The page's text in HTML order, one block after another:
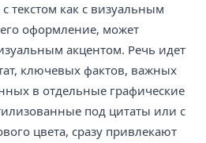
текстом как с визуальным
оформление, может
акцентом. Речь идет
ключевых фактов, важных
в отдельные графические
под цитаты или с
цвета, сразу привлекают